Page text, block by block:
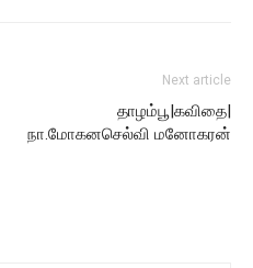
Next article
தாழம்பூ|கவிதை|
நா.மோகனசெல்வி மனோகரன்